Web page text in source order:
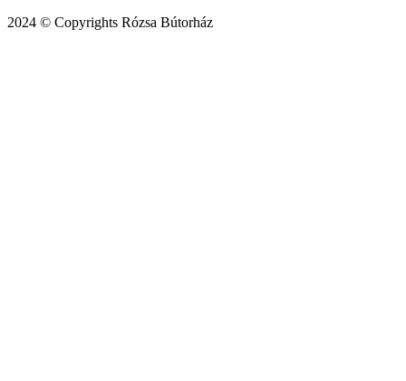
2024 © Copyrights Rózsa Bútorház